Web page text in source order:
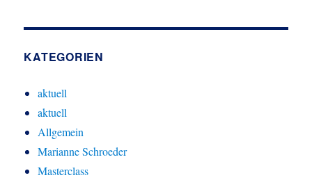
KATEGORIEN
aktuell
aktuell
Allgemein
Marianne Schroeder
Masterclass